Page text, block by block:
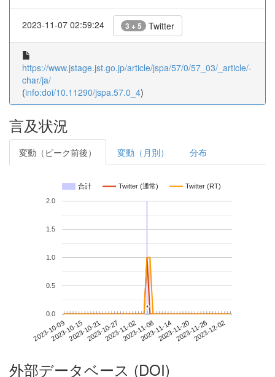
2023-11-07 02:59:24 3 + 5 Twitter
https://www.jstage.jst.go.jp/article/jspa/57/0/57_03/_article/-
char/ja/
(info:doi/10.11290/jspa.57.0_4)
言及状況
変動（ピーク前後） 変動（月別） 分布
合計 Twitter (通常) Twitter (RT)
2023-10-092023-10-152023-10-212023-10-272023-11-022023-11-082023-11-142023-11-202023-11-262023-12-02
0.0
0.5
1.0
1.5
2.0
*
*
外部データベース (DOI)